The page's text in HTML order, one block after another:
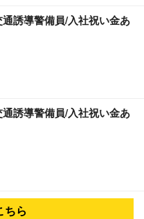
誘導警備員/入社祝い金あ
誘導警備員/入社祝い金あ
ちら